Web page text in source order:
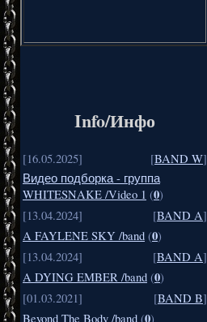
Info/Инфо
[16.05.2025] [BAND W]
Видео подборка - группа
WHITESNAKE /Video 1 (0)
[13.04.2024]
[BAND A]
A FAYLENE SKY /band (0)
[13.04.2024]
[BAND A]
A DYING EMBER /band (0)
[01.03.2021]
[BAND B]
Beyond The Body /band ( )